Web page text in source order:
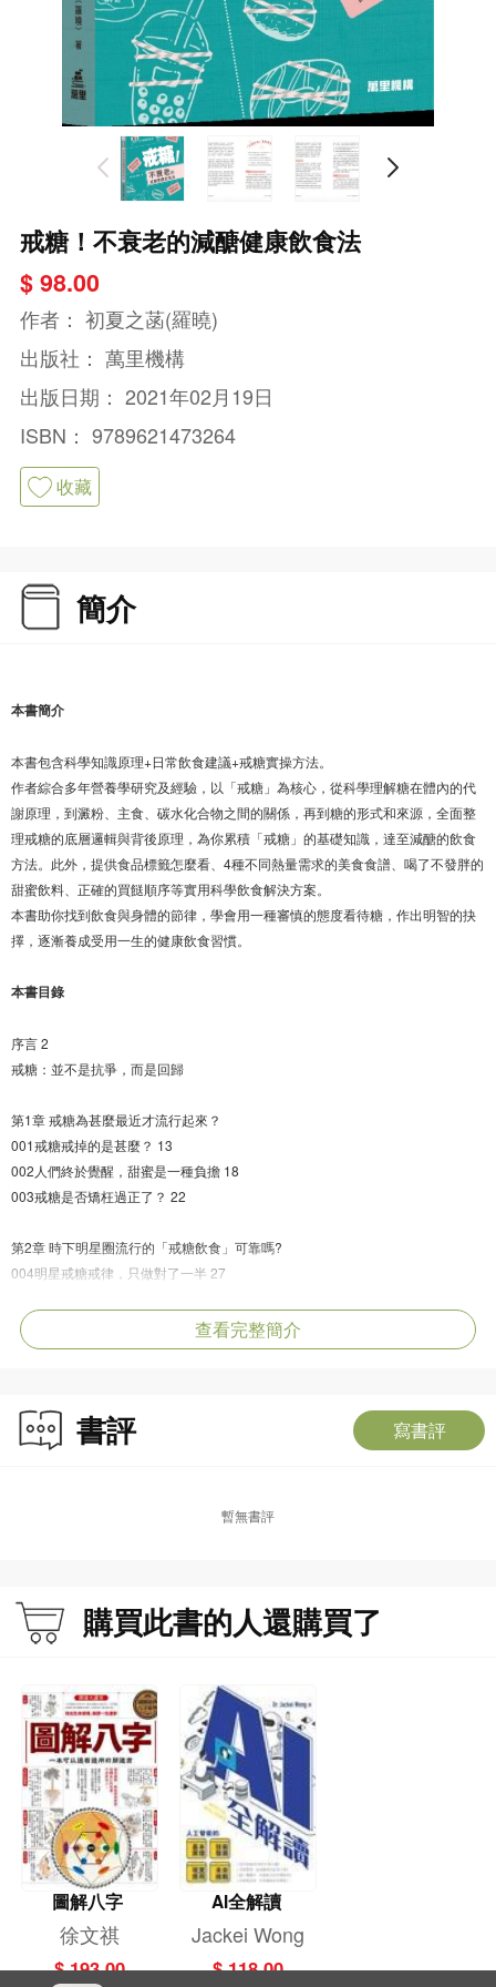
戒糖！不衰老的減醣健康飲食法
$ 98.00
作者： 初夏之菡(羅曉)
出版社： 萬里機構
出版日期： 2021年02月19日
ISBN： 9789621473264
收藏
簡介
本書簡介
本書包含科學知識原理+日常飲食建議+戒糖實操方法。
作者綜合多年營養學研究及經驗，以「戒糖」為核心，從科學理解糖在體內的代
謝原理，到澱粉、主食、碳水化合物之間的關係，再到糖的形式和來源，全面整
理戒糖的底層邏輯與背後原理，為你累積「戒糖」的基礎知識，達至減醣的飲食
方法。此外，提供食品標籤怎麼看、4種不同熱量需求的美食食譜、喝了不發胖的
甜蜜飲料、正確的買餸順序等實用科學飲食解決方案。
本書助你找到飲食與身體的節律，學會用一種審慎的態度看待糖，作出明智的抉
擇，逐漸養成受用一生的健康飲食習慣。
本書目錄
序言 2
戒糖：並不是抗爭，而是回歸
第1章 戒糖為甚麼最近才流行起來？
001戒糖戒掉的是甚麼？ 13
002人們終於覺醒，甜蜜是一種負擔 18
003戒糖是否矯枉過正了？ 22
第2章 時下明星圈流行的「戒糖飲食」可靠嗎?
004明星戒糖戒律，只做對了一半 27
第3章 你為甚麼需要戒糖？
008抗糖——對抗衰老的絕佳做法 49
009高糖飲食——對一生有害的習慣 53
013所有糖都相同嗎？ 72
014果糖——不像名字那麼健康 74
017蔬菜也能做主食 85
018多糖（非澱粉）是特殊的糖嗎？ 88
019健康的神秘糖 92
第5章 戒糖第一步：讀懂食品標籤
020食品成分表、營養成分表怎麼讀？ 97
021如何綜合判斷食品中碳水化合物含量高與低？ 107
第6章 戒糖第二步：了解血糖生成指數和血糖負荷的意義
022血糖生成指數——不是唯一的健康指標 121
023血糖負荷——指導飲食更可靠的指標 133
查看完整簡介
書評 寫書評
暫無書評
購買此書的人還購買了
圖解八字
徐文祺
$ 193.00
AI全解讀
Jackei Wong
$ 118.00